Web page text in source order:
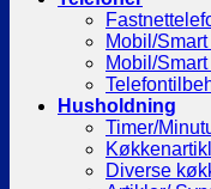
Mobil/Smart
Mobil/
Husholdning
Timer/
Diverse